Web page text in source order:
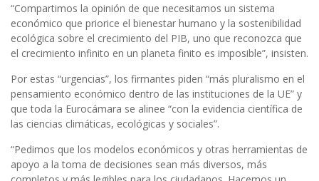
“Compartimos la opinión de que necesitamos un sistema
económico que priorice el bienestar humano y la sostenibilidad
ecológica sobre el crecimiento del PIB, uno que reconozca que
el crecimiento infinito en un planeta finito es imposible”, insisten.
Por estas “urgencias”, los firmantes piden “más pluralismo en el
pensamiento económico dentro de las instituciones de la UE” y
que toda la Eurocámara se alinee “con la evidencia científica de
las ciencias climáticas, ecológicas y sociales”.
“Pedimos que los modelos económicos y otras herramientas de
apoyo a la toma de decisiones sean más diversos, más